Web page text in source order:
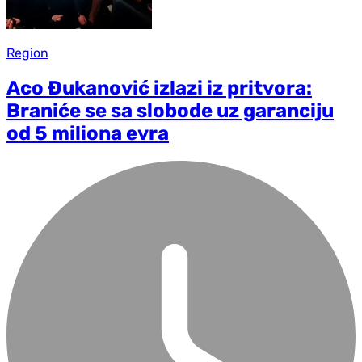
Region
Aco Đukanović izlazi iz pritvora:
Braniće se sa slobode uz garanciju
od 5 miliona evra